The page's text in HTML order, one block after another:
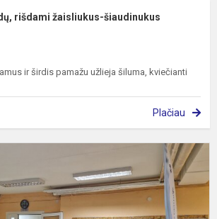
rišdami žaisliukus-šiaudinukus
ir širdis pamažu užlieja šiluma, kviečianti
Plačiau